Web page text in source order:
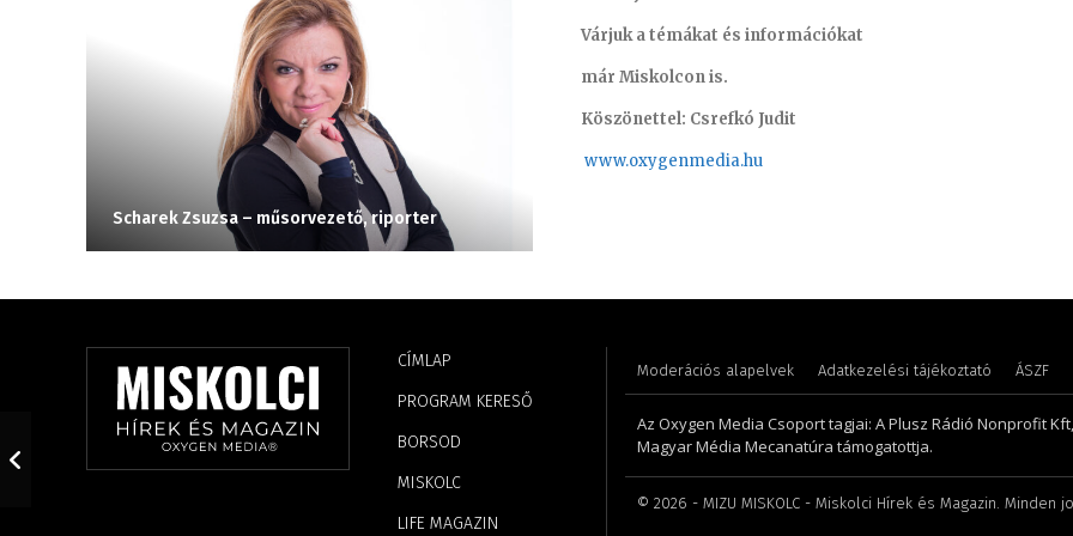
Scharek Zsuzsa – műsorvezető, riporter
Várjuk a témákat és információkat
már Miskolcon is.
Köszönettel: Csrefkó Judit
www.oxygenmedia.hu
CÍMLAP
PROGRAM KERESŐ
BORSOD
MISKOLC
LIFE MAGAZIN
Moderációs alapelvek Adatkezelési tájékoztató ÁSZF
Az Oxygen Media Csoport tagjai: A Plusz Rádió Nonprofit
Magyar Média Mecanatúra támogatottja.
© 2026 - MIZU MISKOLC - Miskolci Hírek és Magazin. Minden